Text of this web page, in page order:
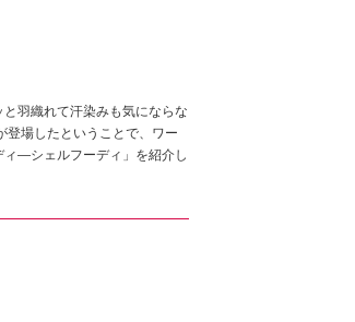
羽織れて汗染みも気にならな
登場したということで、ワー
ィ―シェルフーディ」を紹介し